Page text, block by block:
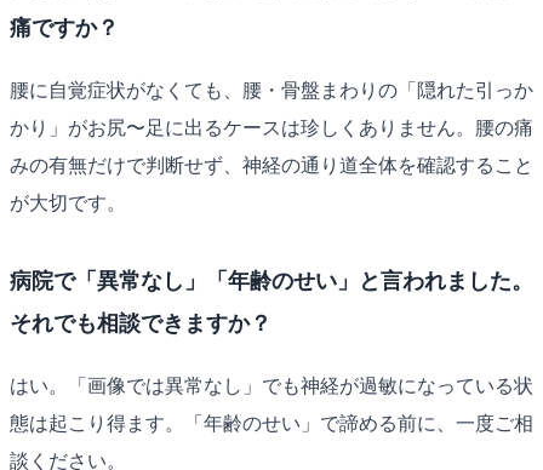
痛ですか？
腰に自覚症状がなくても、腰・骨盤まわりの「隠れた引っか
かり」がお尻〜足に出るケースは珍しくありません。腰の痛
みの有無だけで判断せず、神経の通り道全体を確認すること
が大切です。
病院で「異常なし」「年齢のせい」と言われました。
それでも相談できますか？
はい。「画像では異常なし」でも神経が過敏になっている状
態は起こり得ます。「年齢のせい」で諦める前に、一度ご相
談ください。